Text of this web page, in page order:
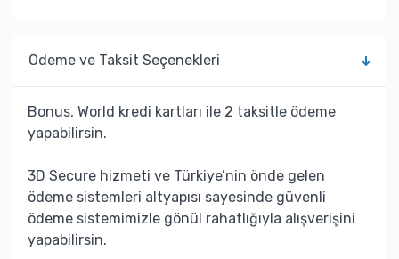
Ödeme ve Taksit Seçenekleri
Bonus, World kredi kartları ile 2 taksitle ödeme
yapabilirsin.
3D Secure hizmeti ve Türkiye’nin önde gelen
ödeme sistemleri altyapısı sayesinde güvenli
ödeme sistemimizle gönül rahatlığıyla alışverişini
yapabilirsin.